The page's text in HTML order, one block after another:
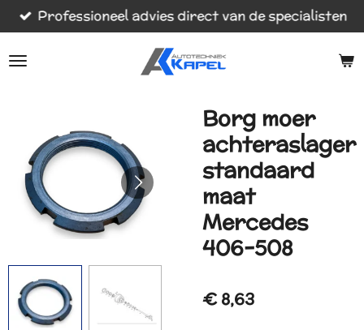
Ga
direct
naar
Professioneel advies direct van de specialisten
Borg moer
achteraslager
standaard
maat
Mercedes
406-508
€ 8,63